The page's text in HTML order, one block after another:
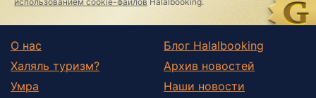
О нас
Халяль туризм?
Умра
Блог Halalbooking
Архив новостей
Наши новости